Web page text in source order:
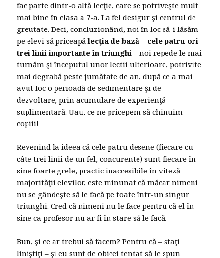
fac parte dintr-o altă lecţie, care se potriveşte mult
mai bine în clasa a 7-a. La fel desigur şi centrul de
greutate. Deci, concluzionând, noi în loc să-i lăsăm
pe elevi să priceapălecţia de bază – cele patru ori
trei linii importante în triunghi – noi repede le mai
turnăm şi începutul unor lectii ulterioare, potrivite
mai degrabă peste jumătate de an, după ce a mai
avut loc o perioadă de sedimentare şi de
dezvoltare, prin acumulare de experienţă
suplimentară. Uau, ce ne pricepem să chinuim
copiii!
Revenind la ideea că cele patru desene (fiecare cu
câte trei linii de un fel, concurente) sunt fiecare în
sine foarte grele, practic inaccesibile în viteză
majorităţii elevilor, este minunat că măcar nimeni
nu se gândeşte să le facă pe toate într-un singur
triunghi. Cred că nimeni nu le face pentru că el în
sine ca profesor nu ar fi în stare să le facă.
Bun, şi ce ar trebui să facem? Pentru că – staţi
liniştiţi – şi eu sunt de obicei tentat să le spun